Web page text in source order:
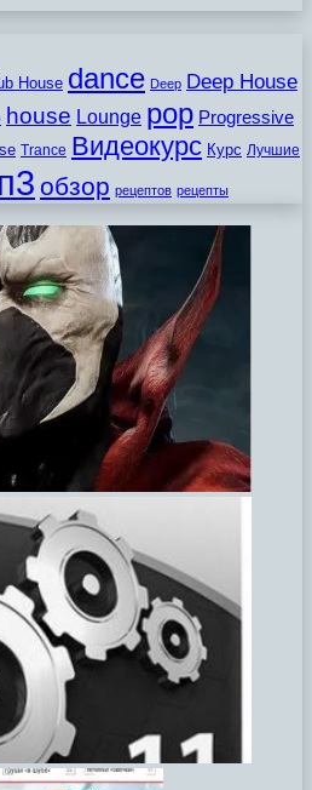
House dance Deep Deep House
house Lounge pop Progressive
Trance Видеокурс Курс Лучшие
обзор рецептов рецепты